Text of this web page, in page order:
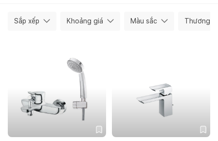
Sắp xếp Khoảng giá Màu sắc Thương